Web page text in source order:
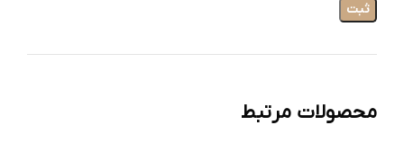
محصولات مرتبط